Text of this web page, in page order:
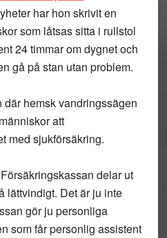
har hon skrivit en
som låtsas sitta i rullstol
24 timmar om dygnet och
gå på stan utan problem.
hemsk vandringssägen
att
med sjukförsäkring.
delar ut
lättvindigt. Det är ju inte
gör ju personliga
som får personlig assistent